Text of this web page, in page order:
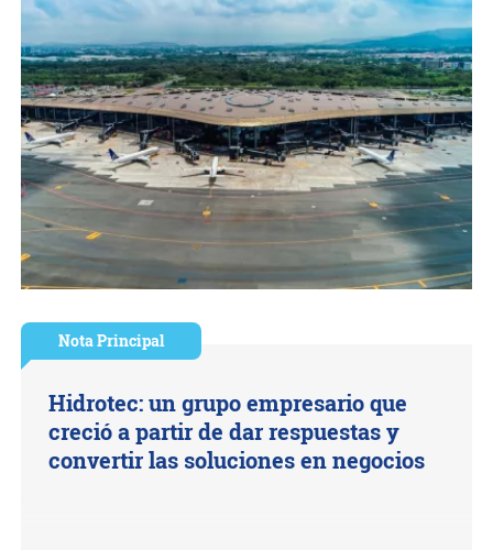
Nota Principal
Hidrotec: un grupo empresario que
creció a partir de dar respuestas y
convertir las soluciones en negocios